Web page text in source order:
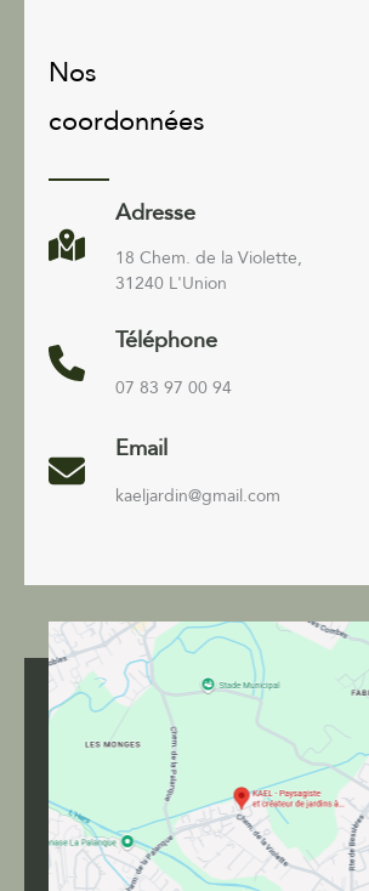
Nos
coordonnées
Adresse
18 Chem. de la Violette,
31240 L'Union
Téléphone
07 83 97 00 94
Email
kaeljardin@gmail.com